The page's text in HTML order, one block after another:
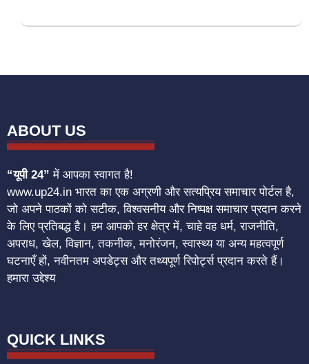
ABOUT US
“यूपी 24” में आपका स्वागत है!
www.up24.in भारत का एक अग्रणी और सत्यप्रिय समाचार पोर्टल है,
जो अपने पाठकों को सटीक, विश्वसनीय और निष्पक्ष समाचार प्रदान करने
के लिए प्रतिबद्ध है। हम आपको हर क्षेत्र में, चाहे वह धर्म, राजनीति,
अपराध, खेल, विज्ञान, तकनीक, मनोरंजन, स्वास्थ्य या अन्य महत्वपूर्ण
घटनाएँ हों, नवीनतम अपडेट्स और तथ्यपूर्ण रिपोर्ट्स प्रदान करते हैं।
हमारा उद्देश्य
QUICK LINKS